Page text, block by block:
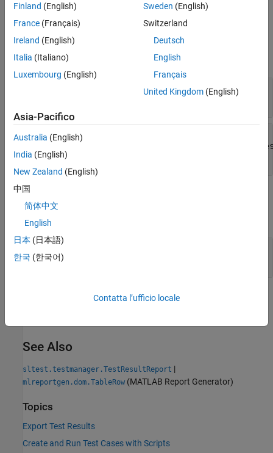
Input Arguments
expand all
Test report object
object
result—
object
Output Arguments
expand all
mlreportgen.dom.TableRow
Version History
See Also
sltest.testmanager.TestResultReport |
mlreportgen.dom.TableRow (MATLAB Report Generator)
Topics
Export Test Results
Create and Run Test Cases with Scripts
Finland (English)
France (Français)
Ireland (English)
Italia (Italiano)
Luxembourg (English)
Sweden (English)
Switzerland
Deutsch
English
Français
United Kingdom(English)
Asia-Pacifico
Australia (English)
India (English)
New Zealand (English)
中国
简体中文
English
日本 (日本語)
한국 (한국어)
Contatta l’ufficio locale